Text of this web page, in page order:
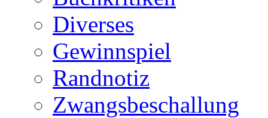
Diverses
Gewinnspiel
Randnotiz
Zwangsbeschallung